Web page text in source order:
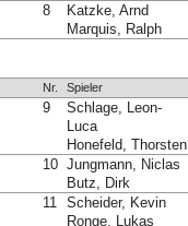
8
Katzke, Arnd
Marquis, Ralph
Nr. Spieler
9
Schlage, Leon-
Luca
Honefeld, Thorsten
10 Jungmann, Niclas
Butz, Dirk
11
Scheider, Kevin
Ronge, Lukas